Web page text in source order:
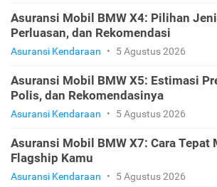
Asuransi Mobil BMW X4: Pilihan
Perluasan, dan Rekomendasi
Asuransi Kendaraan • 5 Agustus 2026
Asuransi Mobil BMW X5: Estimasi
Polis, dan Rekomendasinya
Asuransi Kendaraan • 5 Agustus 2026
Asuransi Mobil BMW X7: Cara Tepat
Flagship Kamu
Asuransi Kendaraan • 5 Agustus 2026